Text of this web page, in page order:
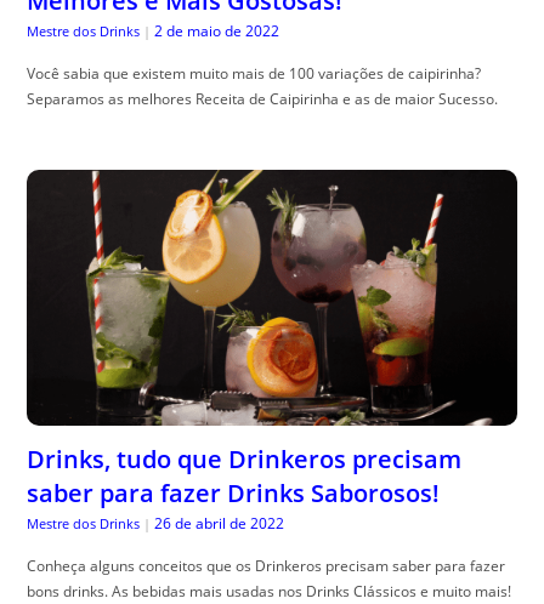
Mestre dos Drinks | 2 de maio de 2022
Você sabia que existem muito mais de 100 variações de caipirinha?
Separamos as melhores Receita de Caipirinha e as de maior Sucesso.
Drinks, tudo que Drinkeros precisam
saber para fazer Drinks Saborosos!
Mestre dos Drinks | 26 de abril de 2022
Conheça alguns conceitos que os Drinkeros precisam saber para fazer
bons drinks. As bebidas mais usadas nos Drinks Clássicos e muito mais!